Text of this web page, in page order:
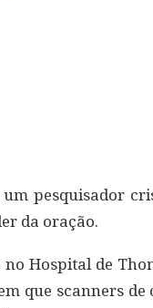
pesquisador
da oração.
Hospital de
que scanners